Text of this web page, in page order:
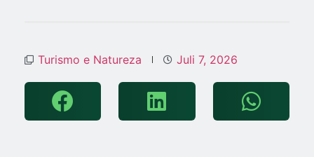
Turismo e Natureza Juli 7, 2026